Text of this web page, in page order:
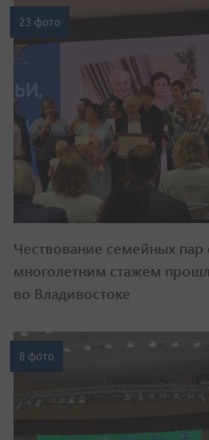
23 фото
Чествование семейных пар
многолетним стажем
во Владивостоке
8 фото